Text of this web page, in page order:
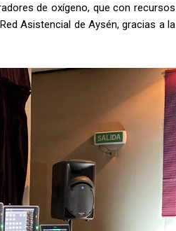
de oxígeno, que con recursos
Asistencial de Aysén, gracias a la